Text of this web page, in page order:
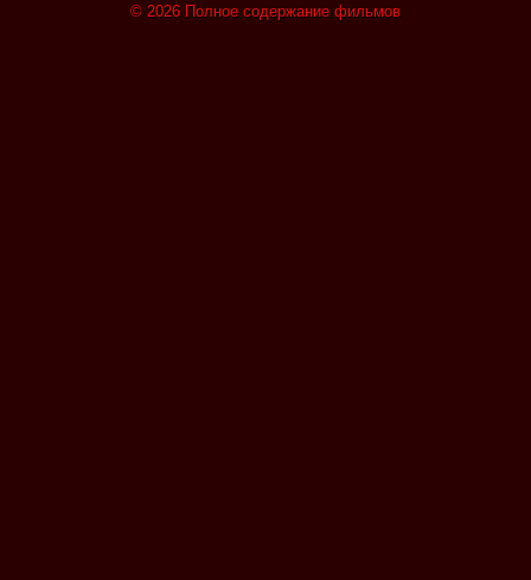
© 2026 Полное содержание фильмов